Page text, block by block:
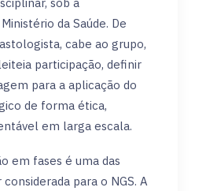
da Saúde. De
cabe ao grupo,
participação, definir
para a aplicação do
de forma ética,
em larga escala.
em fases é uma das
para o NGS. A